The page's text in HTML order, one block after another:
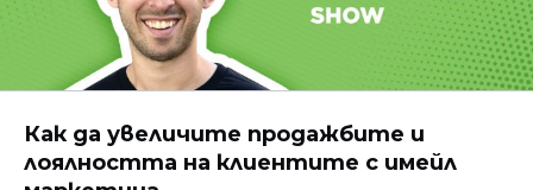
Как да увеличите продажбите и
лоялността на клиентите с имейл